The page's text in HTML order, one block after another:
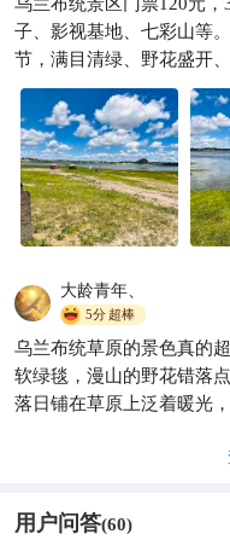
避暑秋赏彩林，感受北疆草
辽阔风光
茵子爱旅游 
子、影视基地、七彩山等
节，满目清绿、野花盛开
宿推荐红山军马场附近，
大龄青年、
5分超棒
乌兰布统草原的景色真的
软绿毯，漫山的野花错落
落日铺在草原上泛着暖光
用户问答(60)